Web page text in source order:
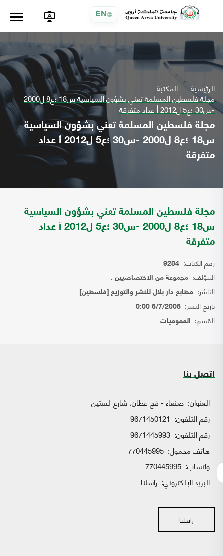
EN
الرئيسية المكتبة
مجلة فلسطين المسلمة تعني بشؤون السياسية س18 ؛ع8 ل2000
-س30 ؛ع5 ل2012 أ عداد متفرقة
مجلة فلسطين المسلمة تعني بشؤون السياسية
س18 ؛ع8 ل2000 -س30 ؛ع5 ل2012 أ عداد
متفرقة
مجلة فلسطين المسلمة تعني بشؤون السياسية
س18 ؛ع8 ل2000 -س30 ؛ع5 ل2012 أ عداد
متفرقة
رقم الكتاب: 9284
المؤلف: مجموعة من الاختصاصيين .
الناشر: مطابع دار بلال للنشر والتوزيع [فلسطين]
تاريخ النشر: 6/7/2005 0:00
القسم: العموميات
اتصل بنا
العنوان: صنعاء - فج عطان، شارع الستين
رقم التلفون: 9671450121
رقم التلفون: 9671445993
هاتف محمول: 770445995
واتساب:
البريد الإلكتروني: راسلنا
راسلنا